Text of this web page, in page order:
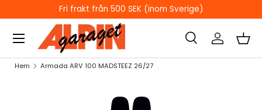
HOPPA TILL INNEHÅLL
ÖPPETTIDER I BUTIKEN
Sök
Sök
Sök Logga inKorg
Hem Armada ARV 100 MADSTEEZ 26/27
HOPPA TILL PRODUKTINFORMATION